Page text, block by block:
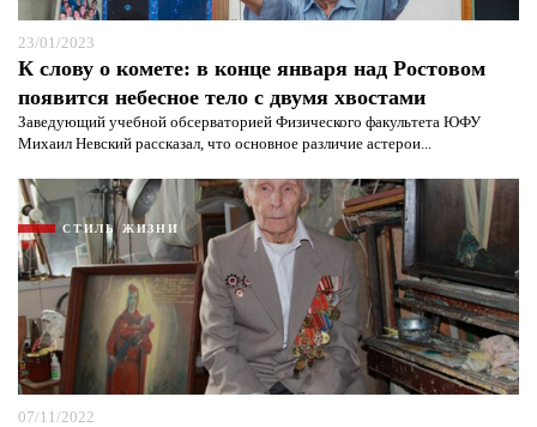
23/01/2023
К слову о комете: в конце января над Ростовом
появится небесное тело с двумя хвостами
Заведующий учебной обсерваторией Физического факультета ЮФУ
Михаил Невский рассказал, что основное различие астерои...
СТИЛЬ ЖИЗНИ
07/11/2022